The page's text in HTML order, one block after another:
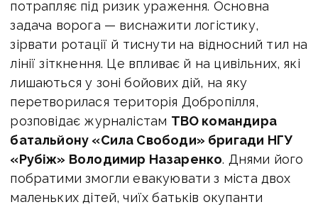
потрапляє під ризик ураження. Основна
задача ворога — виснажити логістику,
зірвати ротації й тиснути на відносний тил на
лінії зіткнення. Це впливає й на цивільних, які
лишаються у зоні бойових дій, на яку
перетворилася територія Добропілля,
розповідає журналістам ТВО командира
батальйону «Сила Свободи» бригади НГУ
«Рубіж» Володимир Назаренко. Днями його
побратими змогли евакуювати з міста двох
маленьких дітей, чиїх батьків окупанти